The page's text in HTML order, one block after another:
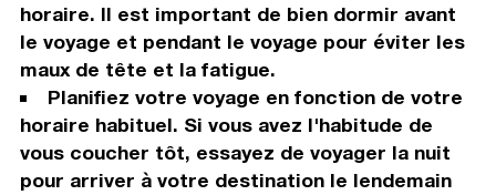
horaire. Il est important de bien dormir avant
le voyage et pendant le voyage pour éviter les
maux de tête et la fatigue.
Planifiez votre voyage en fonction de votre
horaire habituel. Si vous avez l'habitude de
vous coucher tôt, essayez de voyager la nuit
pour arriver à votre destination le lendemain